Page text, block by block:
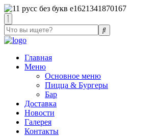
Главная
Меню
Основное меню
Пицца & Бургеры
Бар
Доставка
Новости
Галерея
Контакты